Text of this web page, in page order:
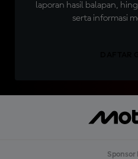
laporan hasil balapan,
serta informasi
Sponsor